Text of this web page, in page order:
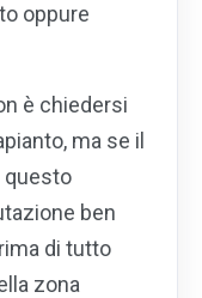
oppure
è chiedersi
ma se il
questo
ben
di tutto
zona